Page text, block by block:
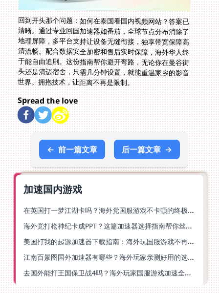
回到开头那个问题：如何在泰国看国内视频网站？答案已
清晰。通过专业回国加速器如番茄，全球节点分布消除了
地理屏障，多平台支持让设备无缝衔接，独享带宽保障高
清流畅。配合数据安全加密和售后实时保障，海外华人终
于能自由追剧。这份指南帮你避开弯路，无论你在曼谷街
头还是清迈宿舍，只需几分钟设置，就能重温家乡的影音
世界。拥抱技术，让距离不再是限制。
Spread the love
← 前一篇文章 后一篇文章 →
加速国内游戏
在英国打一梦江湖卡吗？海外党国服游戏不卡顿的终极解法
海外党打枪神纪卡成PPT？这篇加速器选择指南帮你丝滑上分
美国打我的起源加速器下载指南：海外玩国服游戏不再卡的终极方案
江南百景图国外加速器有哪些？海外玩家亲测好用的选择与避坑指南
去国外能打王国保卫战4吗？海外玩家国服游戏加速全攻略（附公主连结幻想江湖实测）